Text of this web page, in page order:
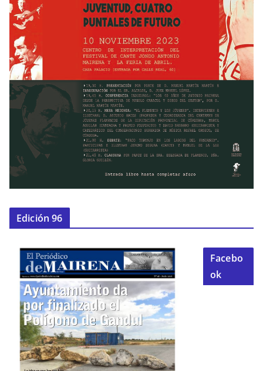
Edición 96
Facebo
ok